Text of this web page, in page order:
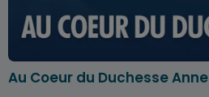
Au Coeur du Duchesse Anne